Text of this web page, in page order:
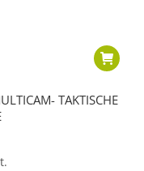
TAKTISCHE